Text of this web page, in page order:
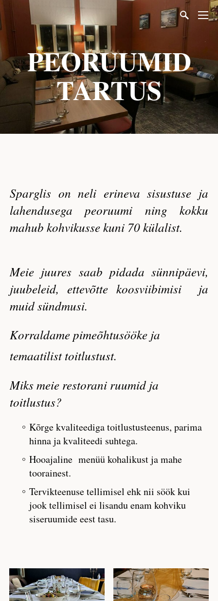
PEORUUMID
TARTUS
Sparglis on neli erineva sisustuse ja
lahendusega peoruumi ning kokku
mahub kohvikusse kuni 70 külalist.
Meie juures saab pidada sünnipäevi,
juubeleid, ettevõtte koosviibimisi ja
muid sündmusi.
Korraldame pimeõhtusööke ja
temaatilist toitlustust.
Miks meie restorani ruumid ja
toitlustus?
Kõrge kvaliteediga toitlustusteenus, parima
hinna ja kvaliteedi suhtega.
Hooajaline menüü kohalikust ja mahe
toorainest.
Tervikteenuse tellimisel ehk nii söök kui
jook tellimisel ei lisandu enam kohviku
siseruumide eest tasu.